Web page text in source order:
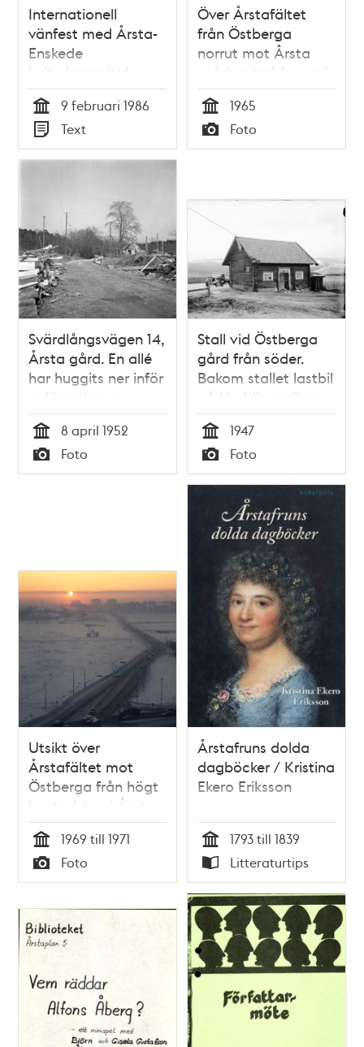
Internationell
vänfest med Årsta-
Enskede
kulturkommitté
Tid
9 februari 1986
Typ
Text
Över Årstafältet
från Östberga
norrut mot Årsta
och bostadshusen i
Valla gärde.
Tid
1965
Typ
Foto
Svärdlångsvägen 14,
Årsta gård. En allé
har huggits ner inför
anläggning av
avloppsledning
Tid
8 april 1952
Typ
Foto
Stall vid Östberga
gård från söder.
Bakom stallet lastbil
på Huddingevägen
och i fonden
Årstafältet och
bebebyggelse i
Årsta.
Tid
1947
Typ
Foto
Utsikt över
Årstafältet mot
Östberga från högt
bostadshus i Årsta,
Valla Gärde. Över
Årstafältet sträcker
sig Gamla
Huddingevägen.
Tid
1969 till 1971
Typ
Foto
Årstafruns dolda
dagböcker / Kristina
Ekero Eriksson
Tid
1793 till 1839
Typ
Litteraturtips